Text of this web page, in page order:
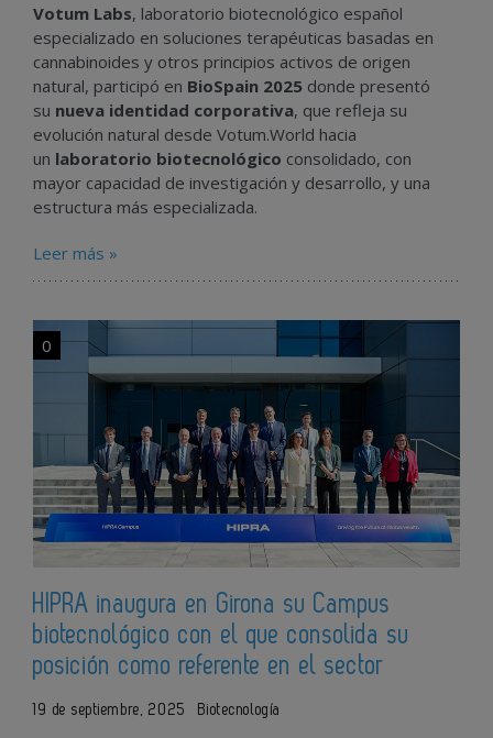
Votum Labs, laboratorio biotecnológico español
especializado en soluciones terapéuticas basadas en
cannabinoides y otros principios activos de origen
natural, participó en BioSpain 2025 donde presentó
su nueva identidad corporativa, que refleja su
evolución natural desde Votum.World hacia
un laboratorio biotecnológico consolidado, con
mayor capacidad de investigación y desarrollo, y una
estructura más especializada.
Leer más »
0
HIPRA inaugura en Girona su Campus
biotecnológico con el que consolida su
posición como referente en el sector
19 de septiembre, 2025 Biotecnología